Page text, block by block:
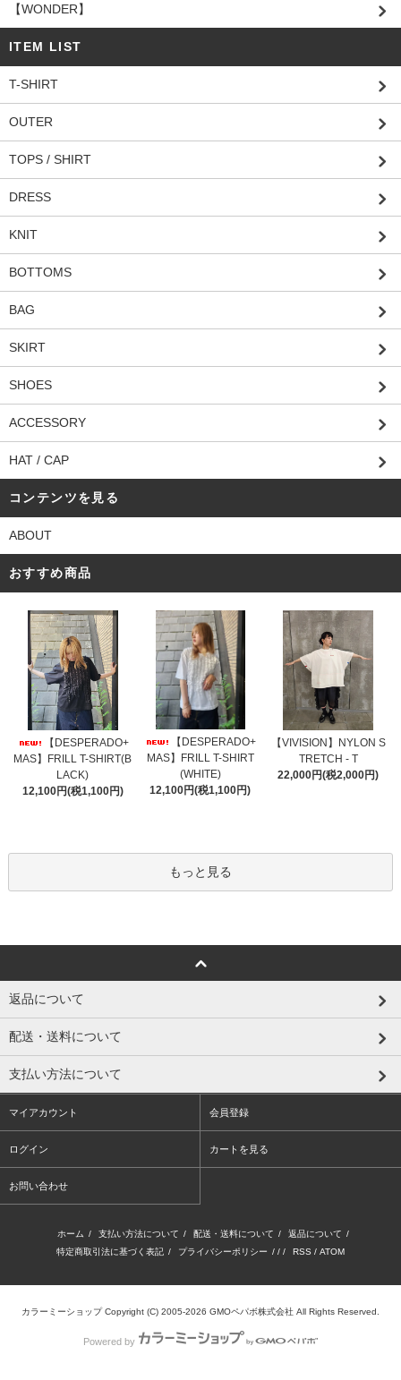
【WONDER】
ITEM LIST
T-SHIRT
OUTER
TOPS / SHIRT
DRESS
KNIT
BOTTOMS
BAG
SKIRT
SHOES
ACCESSORY
HAT / CAP
コンテンツを見る
ABOUT
おすすめ商品
【DESPERADO+
MAS】FRILL T-SHIRT(B
LACK)
12,100円(税1,100円)
【DESPERADO+
MAS】FRILL T-SHIRT
(WHITE)
12,100円(税1,100円)
【VIVISION】NYLON S
TRETCH - T
22,000円(税2,000円)
もっと見る
返品について
配送・送料について
支払い方法について
マイアカウント 会員登録
ログイン カートを見る
お問い合わせ
ホーム / 支払い方法について / 配送・送料について / 返品について /
特定商取引法に基づく表記 / プライバシーポリシー / / / RSS / ATOM
カラーミーショップCopyright (C) 2005-2026 GMOペパボ株式会社 All Rights Reserved.
Powered by